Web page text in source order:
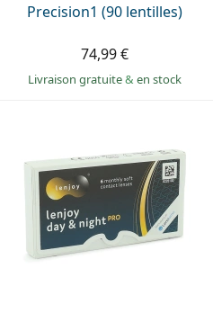
Precision1 (90 lentilles)
74,99 €
Livraison gratuite& en stock